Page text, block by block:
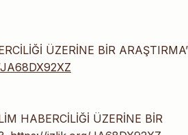
ÜZERİNE BİR
HABERCİLİĞİ ÜZERİNE BİR